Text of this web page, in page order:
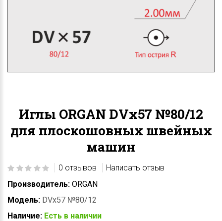
Иглы ORGAN DVx57 №80/12
для плоскошовных швейных
машин
0 отзывов
Написать отзыв
Производитель: ORGAN
Модель: DVx57 №80/12
Наличие: Есть в наличии